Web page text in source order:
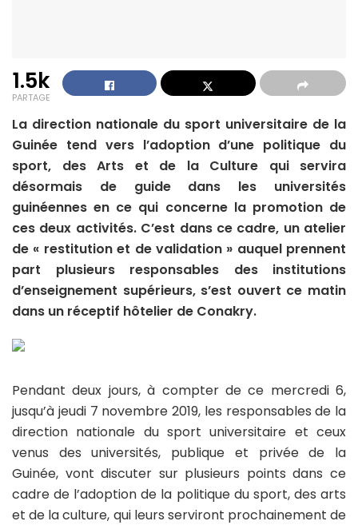
1.5k
PARTAGE
La direction nationale du sport universitaire de la
Guinée tend vers l’adoption d’une politique du
sport, des Arts et de la Culture qui servira
désormais de guide dans les universités
guinéennes en ce qui concerne la promotion de
ces deux activités. C’est dans ce cadre, un atelier
de « restitution et de validation » auquel prennent
part plusieurs responsables des institutions
d’enseignement supérieurs, s’est ouvert ce matin
dans un réceptif hôtelier de Conakry.
Pendant deux jours, à compter de ce mercredi 6,
jusqu’à jeudi 7 novembre 2019, les responsables de la
direction nationale du sport universitaire et ceux
venus des universités, publique et privée de la
Guinée, vont discuter sur plusieurs points dans ce
cadre de l’adoption de la politique du sport, des arts
et de la culture, qui leurs serviront prochainement de